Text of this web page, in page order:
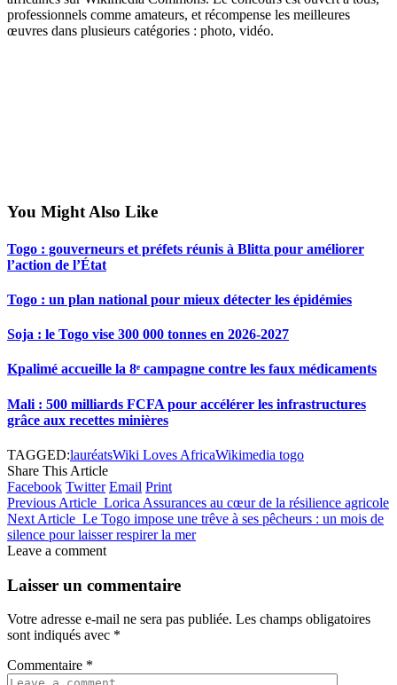
professionnels comme amateurs, et récompense les meilleures
œuvres dans plusieurs catégories : photo, vidéo.
You Might Also Like
Togo : gouverneurs et préfets réunis à Blitta pour améliorer
l’action de l’État
Togo : un plan national pour mieux détecter les épidémies
Soja : le Togo vise 300 000 tonnes en 2026-2027
Kpalimé accueille la 8ᵉ campagne contre les faux médicaments
Mali : 500 milliards FCFA pour accélérer les infrastructures
grâce aux recettes minières
TAGGED:lauréatsWiki Loves AfricaWikimedia togo
Share This Article
Facebook Twitter Email Print
Previous Article Lorica Assurances au cœur de la résilience agricole
Next Article Le Togo impose une trêve à ses pêcheurs : un mois de
silence pour laisser respirer la mer
Leave a comment
Laisser un commentaire
Votre adresse e-mail ne sera pas publiée. Les champs obligatoires
sont indiqués avec *
Commentaire *